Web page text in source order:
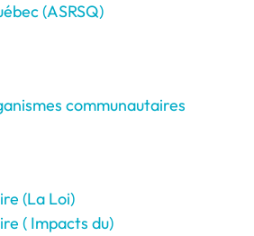
(ASRSQ)
communautaires
(La Loi)
( Impacts du)